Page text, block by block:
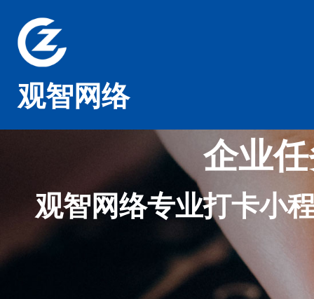
观智网络
企业
观智网络专业打卡小